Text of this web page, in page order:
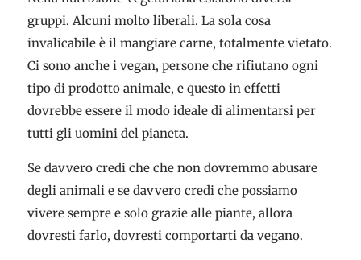
gruppi. Alcuni molto liberali. La sola cosa
invalicabile è il mangiare carne, totalmente vietato.
Ci sono anche i vegan, persone che rifiutano ogni
tipo di prodotto animale, e questo in effetti
dovrebbe essere il modo ideale di alimentarsi per
tutti gli uomini del pianeta.
Se davvero credi che che non dovremmo abusare
degli animali e se davvero credi che possiamo
vivere sempre e solo grazie alle piante, allora
dovresti farlo, dovresti comportarti da vegano.